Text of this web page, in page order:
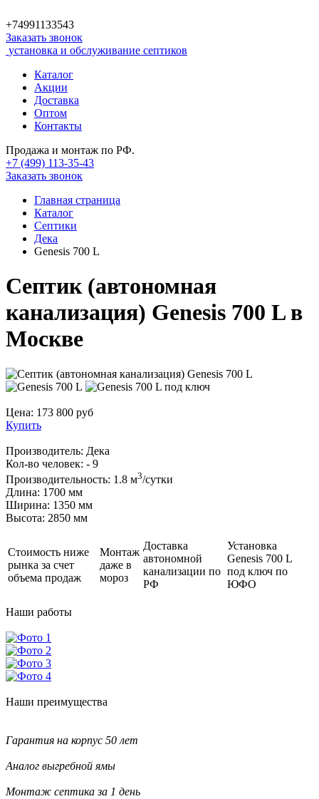
+74991133543
Заказать звонок
установка и обслуживание септиков
Каталог
Акции
Доставка
Оптом
Контакты
Продажа и монтаж по РФ.
+7 (499) 113-35-43
Заказать звонок
Главная страница
Каталог
Септики
Дека
Genesis 700 L
Септик (автономная
канализация) Genesis 700 L в
Москве
Цена: 173 800 руб
Купить
Производитель: Дека
Кол-во человек: - 9
Производительность: 1.8 м3/сутки
Длина: 1700 мм
Ширина: 1350 мм
Высота: 2850 мм
Стоимость ниже
рынка за счет
объема продаж
Монтаж
даже в
мороз
Доставка
автономной
канализации по
РФ
Установка
Genesis 700 L
под ключ по
ЮФО
Наши работы
Наши преимущества
Гарантия на корпус 50 лет
Аналог выгребной ямы
Монтаж септика за 1 день